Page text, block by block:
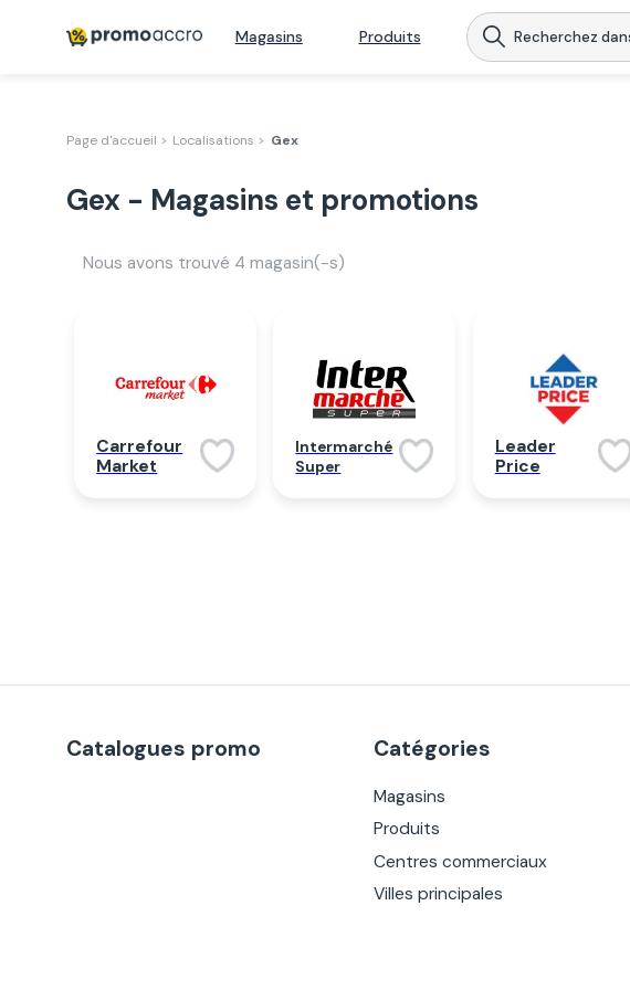
Magasins Produits
Page d'accueil > Localisations > Gex
Gex - Magasins et promotions
Nous avons trouvé 4 magasin(-s)
Carrefour
Market
Intermarché
Super
Leader
Price
Catalogues promo Catégories
Magasins
Produits
Centres commerciaux
Villes principales